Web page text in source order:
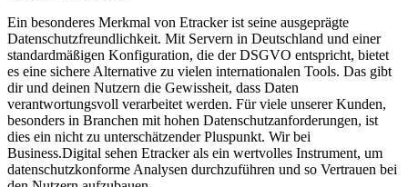
Ein besonderes Merkmal von Etracker ist seine ausgeprägte
Datenschutzfreundlichkeit. Mit Servern in Deutschland und einer
standardmäßigen Konfiguration, die der DSGVO entspricht, bietet
es eine sichere Alternative zu vielen internationalen Tools. Das gibt
dir und deinen Nutzern die Gewissheit, dass Daten
verantwortungsvoll verarbeitet werden. Für viele unserer Kunden,
besonders in Branchen mit hohen Datenschutzanforderungen, ist
dies ein nicht zu unterschätzender Pluspunkt. Wir bei
Business.Digital sehen Etracker als ein wertvolles Instrument, um
datenschutzkonforme Analysen durchzuführen und so Vertrauen bei